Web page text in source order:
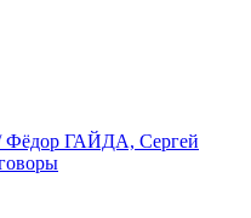
ГАЙДА, Сергей